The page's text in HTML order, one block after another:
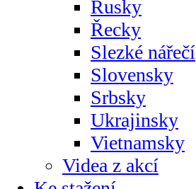
Rusky
Řecky
Slezké nářečí
Slovensky
Srbsky
Ukrajinsky
Vietnamsky
Videa z akcí